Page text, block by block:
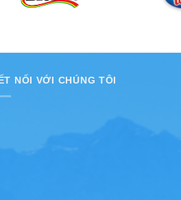
NỐI VỚI CHÚNG TÔI